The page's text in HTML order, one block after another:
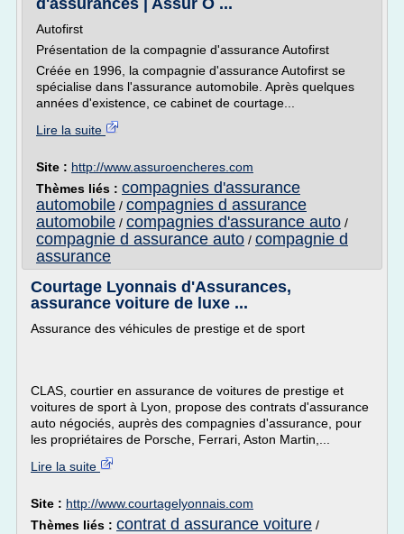
d'assurances | Assur O ...
Autofirst
Présentation de la compagnie d'assurance Autofirst
Créée en 1996, la compagnie d'assurance Autofirst se
spécialise dans l'assurance automobile. Après quelques
années d'existence, ce cabinet de courtage...
Lire la suite
Site : http://www.assuroencheres.com
Thèmes liés : compagnies d'assurance
automobile / compagnies d assurance
automobile / compagnies d'assurance auto /
compagnie d assurance auto / compagnie d
assurance
Courtage Lyonnais d'Assurances,
assurance voiture de luxe ...
Assurance des véhicules de prestige et de sport
CLAS, courtier en assurance de voitures de prestige et
voitures de sport à Lyon, propose des contrats d'assurance
auto négociés, auprès des compagnies d'assurance, pour
les propriétaires de Porsche, Ferrari, Aston Martin,...
Lire la suite
Site : http://www.courtagelyonnais.com
Thèmes liés : contrat d assurance voiture /